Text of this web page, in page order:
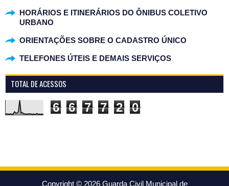
HORÁRIOS E ITINERÁRIOS DO ÔNIBUS COLETIVO
URBANO
ORIENTAÇÕES SOBRE O CADASTRO ÚNICO
TELEFONES ÚTEIS E DEMAIS SERVIÇOS
TOTAL DE ACESSOS
6 6 7 7 2 0
Copyright © 2026 Guarda Civil Municipal de